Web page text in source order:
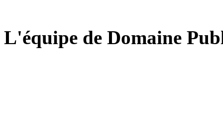
L'équipe de Domaine